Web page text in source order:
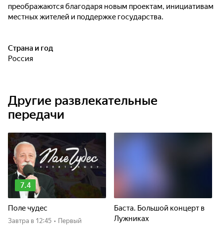
преображаются благодаря новым проектам, инициативам
местных жителей и поддержке государства.
Страна и год
Россия
Другие развлекательные
передачи
7.4
Поле чудес
Завтра в 12:45 • Первый
Баста. Большой концерт в
Лужниках